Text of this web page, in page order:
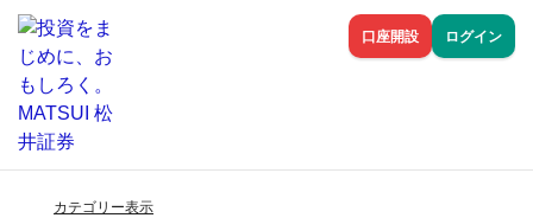
口座開設 ログイン
カテゴリー表示